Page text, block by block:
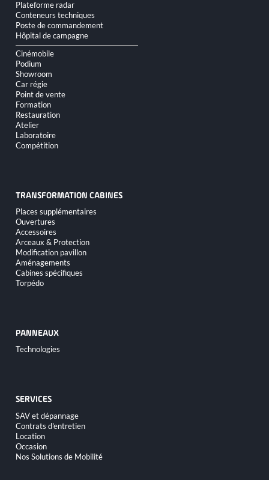
Plateforme radar
Conteneurs techniques
Poste de commandement
Hôpital de campagne
Cinémobile
Podium
Showroom
Car régie
Point de vente
Formation
Restauration
Atelier
Laboratoire
Compétition
TRANSFORMATION CABINES
Aller
au
contenu
Places supplémentaires
Ouvertures
Accessoires
Arceaux & Protection
Modification pavillon
Aménagements
Cabines spécifiques
Torpédo
PANNEAUX
Aller
au
Technologies
SERVICES
Aller
au
contenu
SAV et dépannage
Contrats d'entretien
Location
Occasion
Nos Solutions de Mobilité